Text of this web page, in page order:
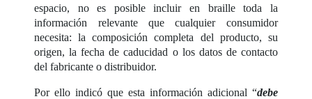
espacio, no es posible incluir en braille toda la
información relevante que cualquier consumidor
necesita: la composición completa del producto, su
origen, la fecha de caducidad o los datos de contacto
del fabricante o distribuidor.
Por ello indicó que esta información adicional “debe